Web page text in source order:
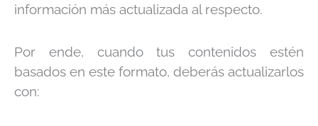
información más actualizada al respecto.
Por ende, cuando tus contenidos estén
basados en este formato, deberás actualizarlos
con: